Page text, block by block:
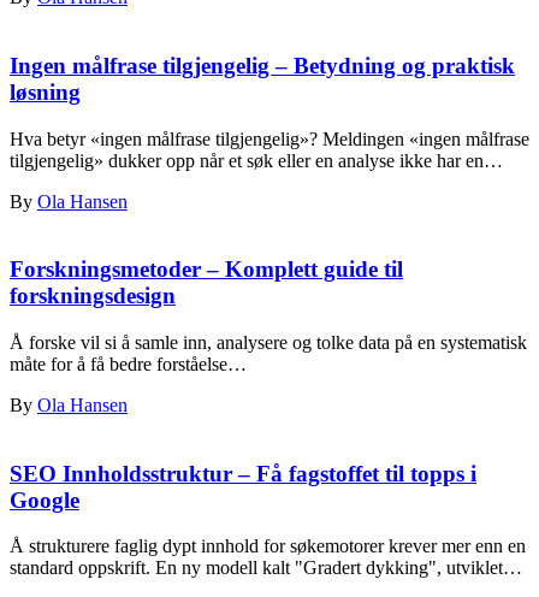
Ingen målfrase tilgjengelig – Betydning og praktisk
løsning
Hva betyr «ingen målfrase tilgjengelig»? Meldingen «ingen målfrase
tilgjengelig» dukker opp når et søk eller en analyse ikke har en…
By Ola Hansen
Forskningsmetoder – Komplett guide til
forskningsdesign
Å forske vil si å samle inn, analysere og tolke data på en systematisk
måte for å få bedre forståelse…
By Ola Hansen
SEO Innholdsstruktur – Få fagstoffet til topps i
Google
Å strukturere faglig dypt innhold for søkemotorer krever mer enn en
standard oppskrift. En ny modell kalt "Gradert dykking", utviklet…